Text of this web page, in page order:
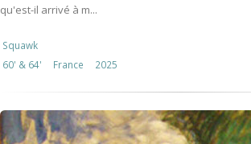
qu'est-il arrivé à m...
Squawk
60' & 64'
France 2025